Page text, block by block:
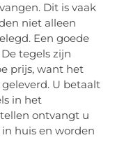
Dit is vaak
niet alleen
Een goede
tegels zijn
prijs, want het
U betaalt
in het
ontvangt u
huis en worden